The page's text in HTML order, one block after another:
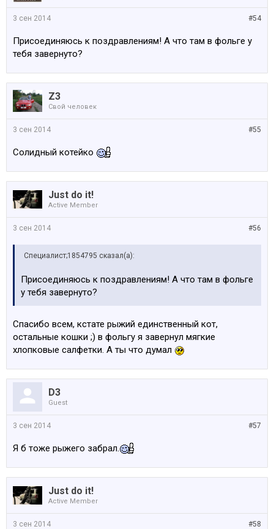
#54
3 сен 2014
Присоединяюсь к поздравлениям! А что там в фольге у
тебя завернуто?
Z3
Свой человек
#55
3 сен 2014
Солидный котейко
Just do it!
Active Member
#56
3 сен 2014
Специалист;1854795 сказал(а):
Присоединяюсь к поздравлениям! А что там в фольге
у тебя завернуто?
Спасибо всем, кстате рыжий единственный кот,
остальные кошки ;) в фольгу я завернул мягкие
хлопковые салфетки. А ты что думал
D3
Guest
#57
3 сен 2014
Я б тоже рыжего забрал.
Just do it!
Active Member
#58
3 сен 2014